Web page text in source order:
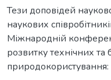
Тези доповідей
наукових
Міжнародній
розвитку технічних та